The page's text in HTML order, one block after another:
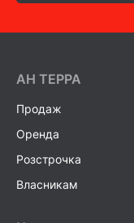
AH ТEPPA
Продаж
Оренда
Розстрочка
Власникам